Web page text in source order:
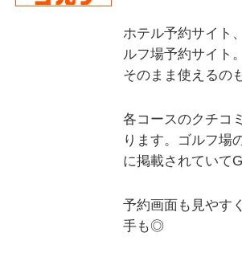
ホテル予約サイト、
ルフ場予約サイト
そのまま使えるの
各コースのクチコ
ります。ゴルフ場
に掲載されていて
予約画面も見やす
手も◎